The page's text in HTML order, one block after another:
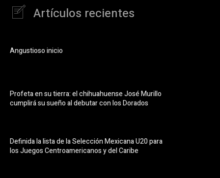
Artículos recientes
Angustioso inicio
Profeta en su tierra: el chihuahuense José Murillo
cumplirá su sueño al debutar con los Dorados
Definida la lista de la Selección Mexicana U20 para
los Juegos Centroamericanos y del Caribe